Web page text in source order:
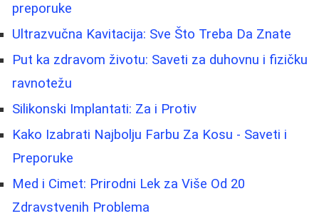
preporuke
Ultrazvučna Kavitacija: Sve Što Treba Da Znate
Put ka zdravom životu: Saveti za duhovnu i fizičku
ravnotežu
Silikonski Implantati: Za i Protiv
Kako Izabrati Najbolju Farbu Za Kosu - Saveti i
Preporuke
Med i Cimet: Prirodni Lek za Više Od 20
Zdravstvenih Problema